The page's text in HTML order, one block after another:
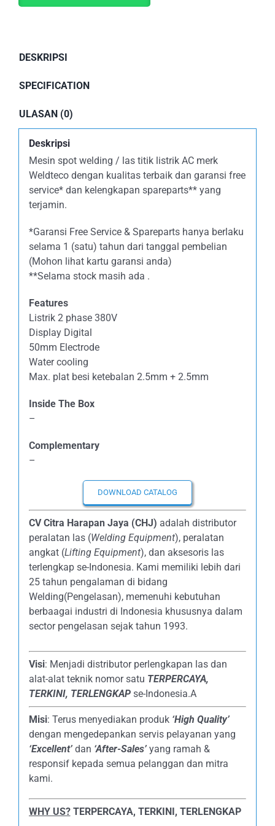
DESKRIPSI
SPECIFICATION
ULASAN (0)
Deskripsi
Mesin spot welding / las titik listrik AC merk
Weldteco dengan kualitas terbaik dan garansi free
service* dan kelengkapan spareparts** yang
terjamin.
*Garansi Free Service & Spareparts hanya berlaku
selama 1 (satu) tahun dari tanggal pembelian
(Mohon lihat kartu garansi anda)
**Selama stock masih ada .
Features
Listrik 2 phase 380V
Display Digital
50mm Electrode
Water cooling
Max. plat besi ketebalan 2.5mm + 2.5mm
Inside The Box
–
Complementary
–
DOWNLOAD CATALOG
CV Citra Harapan Jaya (CHJ) adalah distributor
peralatan las (Welding Equipment), peralatan
angkat (Lifting Equipment), dan aksesoris las
terlengkap se-Indonesia. Kami memiliki lebih dari
25 tahun pengalaman di bidang
Welding(Pengelasan), memenuhi kebutuhan
berbaagai industri di Indonesia khususnya dalam
sector pengelasan sejak tahun 1993.
Visi: Menjadi distributor perlengkapan las dan
alat-alat teknik nomor satu TERPERCAYA,
TERKINI, TERLENGKAPse-Indonesia.A
Misi: Terus menyediakan produk ‘High Quality’
dengan mengedepankan servis pelayanan yang
‘Excellent’dan ‘After-Sales’yang ramah &
responsif kepada semua pelanggan dan mitra
kami.
WHY US? TERPERCAYA, TERKINI, TERLENGKAP